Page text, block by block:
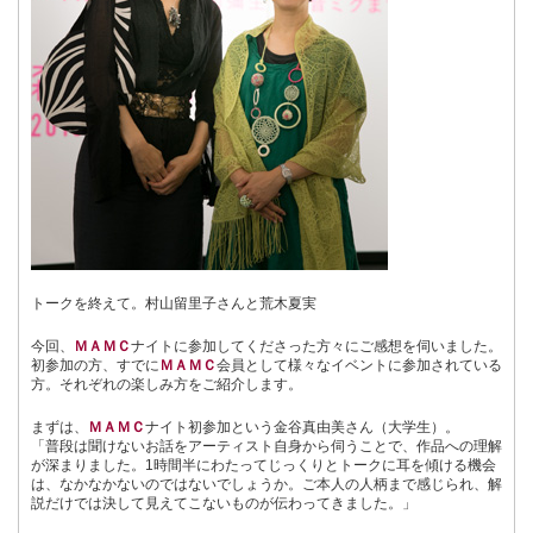
トークを終えて。村山留里子さんと荒木夏実
今回、 ＭＡＭＣナイトに参加してくださった方々にご感想を伺いました。
初参加の方、すでに ＭＡＭＣ会員として様々なイベントに参加されている
方。それぞれの楽しみ方をご紹介します。
まずは、 ＭＡＭＣナイト初参加という金谷真由美さん（大学生）。
「普段は聞けないお話をアーティスト自身から伺うことで、作品への理解
が深まりました。1時間半にわたってじっくりとトークに耳を傾ける機会
は、なかなかないのではないでしょうか。ご本人の人柄まで感じられ、解
説だけでは決して見えてこないものが伝わってきました。」